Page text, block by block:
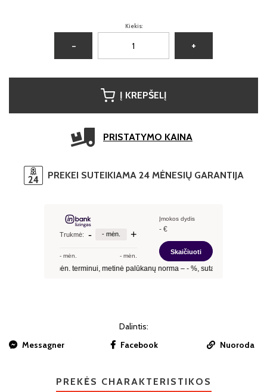
Kiekis:
− +
Į KREPŠELĮ
PRISTATYMO KAINA
PREKEI SUTEIKIAMA 24 MĖNESIŲ GARANTIJA
Dalintis:
Messagner
Facebook Nuoroda
PREKĖS CHARAKTERISTIKOS